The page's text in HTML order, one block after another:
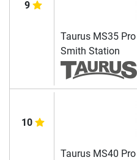
9
Taurus MS35
Smith Station
10
Taurus MS40